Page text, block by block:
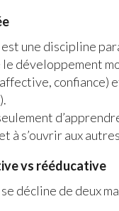
une discipline
développement
confiance)
à s’ouvrir aux
vs rééducative
décline de deux